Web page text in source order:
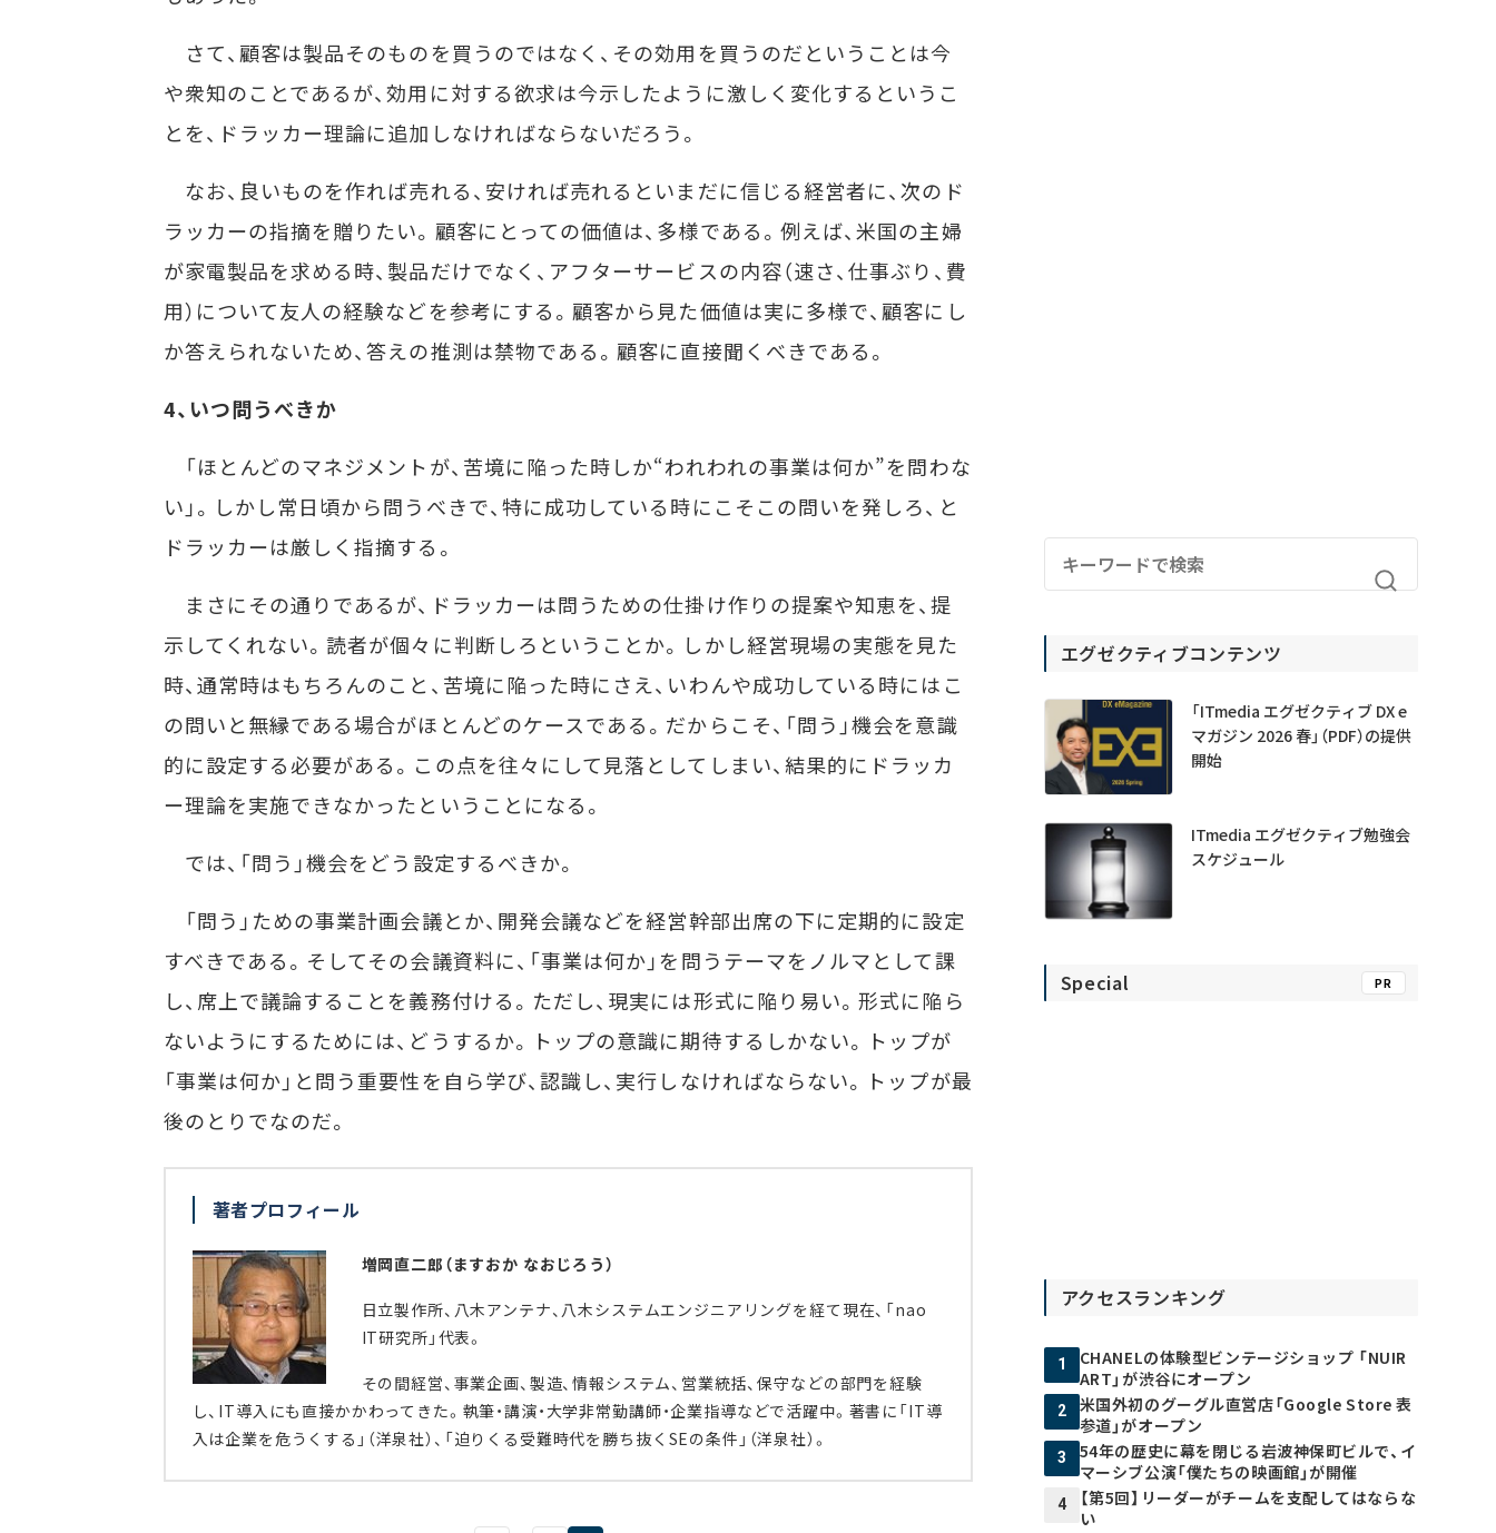
さて、顧客は製品そのものを買うのではなく、その効用を買うのだということは今
や衆知のことであるが、効用に対する欲求は今示したように激しく変化するというこ
とを、ドラッカー理論に追加しなければならないだろう。
なお、良いものを作れば売れる、安ければ売れるといまだに信じる経営者に、次のド
ラッカーの指摘を贈りたい。顧客にとっての価値は、多様である。例えば、米国の主婦
が家電製品を求める時、製品だけでなく、アフターサービスの内容（速さ、仕事ぶり、費
用）について友人の経験などを参考にする。顧客から見た価値は実に多様で、顧客にし
か答えられないため、答えの推測は禁物である。顧客に直接聞くべきである。
4、いつ問うべきか
「ほとんどのマネジメントが、苦境に陥った時しか“われわれの事業は何か”を問わな
い」。しかし常日頃から問うべきで、特に成功している時にこそこの問いを発しろ、と
ドラッカーは厳しく指摘する。
まさにその通りであるが、ドラッカーは問うための仕掛け作りの提案や知恵を、提
示してくれない。読者が個々に判断しろということか。しかし経営現場の実態を見た
時、通常時はもちろんのこと、苦境に陥った時にさえ、いわんや成功している時にはこ
の問いと無縁である場合がほとんどのケースである。だからこそ、「問う」機会を意識
的に設定する必要がある。この点を往々にして見落としてしまい、結果的にドラッカ
ー理論を実施できなかったということになる。
では、「問う」機会をどう設定するべきか。
「問う」ための事業計画会議とか、開発会議などを経営幹部出席の下に定期的に設定
すべきである。そしてその会議資料に、「事業は何か」を問うテーマをノルマとして課
し、席上で議論することを義務付ける。ただし、現実には形式に陥り易い。形式に陥ら
ないようにするためには、どうするか。トップの意識に期待するしかない。トップが
「事業は何か」と問う重要性を自ら学び、認識し、実行しなければならない。トップが最
後のとりでなのだ。
著者プロフィール
増岡直二郎（ますおか なおじろう）
日立製作所、八木アンテナ、八木システムエンジニアリングを経て現在、「nao
IT研究所」代表。
その間経営、事業企画、製造、情報システム、営業統括、保守などの部門を経験
し、IT導入にも直接かかわってきた。執筆・講演・大学非常勤講師・企業指導などで活躍中。著書に「IT導
入は企業を危うくする」（洋泉社）、「迫りくる受難時代を勝ち抜くSEの条件」（洋泉社）。
エグゼクティブコンテンツ
「ITmedia エグゼクティブ DX e
マガジン 2026 春」（PDF）の提供
開始
ITmedia エグゼクティブ勉強会
スケジュール
Special PR
アクセスランキング
1
CHANELの体験型ビンテージショップ 「NUIR
ART」が渋谷にオープン
2
米国外初のグーグル直営店「Google Store 表
参道」がオープン
3
54年の歴史に幕を閉じる岩波神保町ビルで、イ
マーシブ公演「僕たちの映画館」が開催
4
【第5回】リーダーがチームを支配してはならな
い